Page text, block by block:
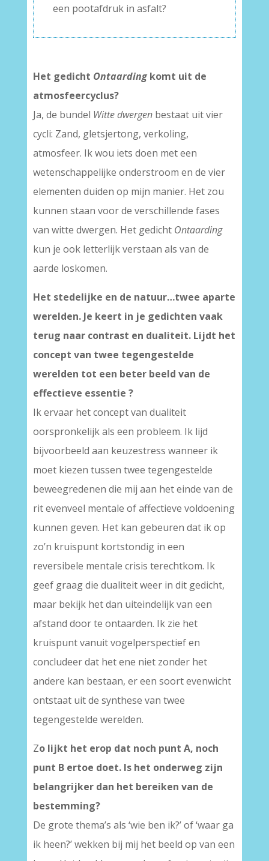
een pootafdruk in asfalt?
Het gedicht Ontaardingkomt uit de
atmosfeercyclus?
Ja, de bundel Witte dwergenbestaat uit vier
cycli: Zand, gletsjertong, verkoling,
atmosfeer. Ik wou iets doen met een
wetenschappelijke onderstroom en de vier
elementen duiden op mijn manier. Het zou
kunnen staan voor de verschillende fases
van witte dwergen. Het gedicht Ontaarding
kun je ook letterlijk verstaan als van de
aarde loskomen.
Het stedelijke en de natuur…twee aparte
werelden. Je keert in je gedichten vaak
terug naar contrast en dualiteit. Lijdt het
concept van twee tegengestelde
werelden tot een beter beeld van de
effectieve essentie ?
Ik ervaar het concept van dualiteit
oorspronkelijk als een probleem. Ik lijd
bijvoorbeeld aan keuzestress wanneer ik
moet kiezen tussen twee tegengestelde
beweegredenen die mij aan het einde van de
rit evenveel mentale of affectieve voldoening
kunnen geven. Het kan gebeuren dat ik op
zo’n kruispunt kortstondig in een
reversibele mentale crisis terechtkom. Ik
geef graag die dualiteit weer in dit gedicht,
maar bekijk het dan uiteindelijk van een
afstand door te ontaarden. Ik zie het
kruispunt vanuit vogelperspectief en
concludeer dat het ene niet zonder het
andere kan bestaan, er een soort evenwicht
ontstaat uit de synthese van twee
tegengestelde werelden.
Zo lijkt het erop dat noch punt A, noch
punt B ertoe doet. Is het onderweg zijn
belangrijker dan het bereiken van de
bestemming?
De grote thema’s als ‘wie ben ik?’ of ‘waar ga
ik heen?’ wekken bij mij het beeld op van een